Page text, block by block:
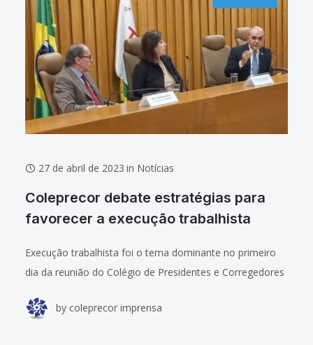
27 de abril de 2023 in Notícias
Coleprecor debate estratégias para
favorecer a execução trabalhista
Execução trabalhista foi o tema dominante no primeiro
dia da reunião do Colégio de Presidentes e Corregedores
terça, 26, no Tribunal Superior do
by coleprecor imprensa